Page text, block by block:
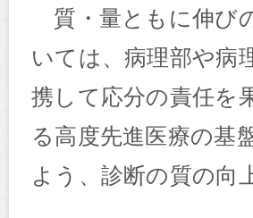
質・量ともに伸び
いては、病理部や病
携して応分の責任を
る高度先進医療の基
よう、診断の質の向